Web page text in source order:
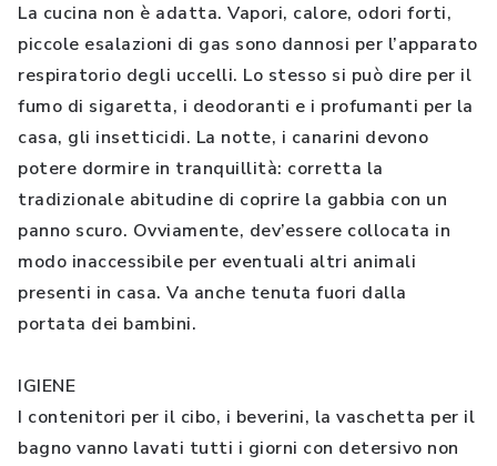
La cucina non è adatta. Vapori, calore, odori forti,
piccole esalazioni di gas sono dannosi per l’apparato
respiratorio degli uccelli. Lo stesso si può dire per il
fumo di sigaretta, i deodoranti e i profumanti per la
casa, gli insetticidi. La notte, i canarini devono
potere dormire in tranquillità: corretta la
tradizionale abitudine di coprire la gabbia con un
panno scuro. Ovviamente, dev’essere collocata in
modo inaccessibile per eventuali altri animali
presenti in casa. Va anche tenuta fuori dalla
portata dei bambini.
IGIENE
I contenitori per il cibo, i beverini, la vaschetta per il
bagno vanno lavati tutti i giorni con detersivo non